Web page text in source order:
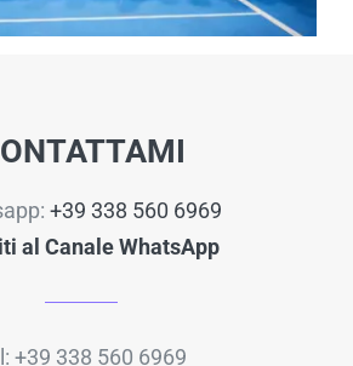
+39 338 560 6969
al Canale WhatsApp
+39 338 560 6969